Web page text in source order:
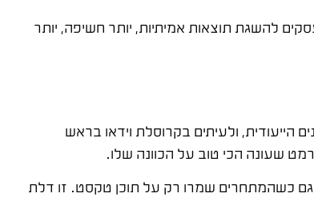
להשגת תוצאות אמיתיות, יותר חשיפה, יותר
הייעודית, ולעיתים בקרוסלת וידאו בראש
שעונה הכי טוב על הכוונה שלו.
גם כשהמתחרים שמרו רק על תוכן טקסט. זו דלת